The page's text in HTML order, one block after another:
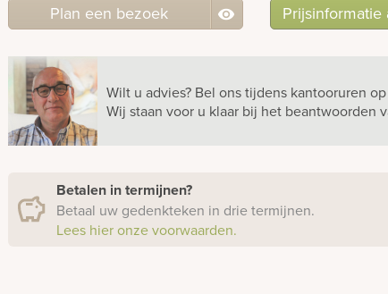
Plan een bezoek Prijsinformatie
Wilt u advies? Bel onstijdens kantooruren op
Wij staan voor u klaar bij het beantwoorden
Betalen in termijnen?
Betaal uw gedenkteken in drie termijnen.
Lees hier onze voorwaarden.